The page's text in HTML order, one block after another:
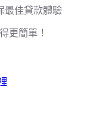
最佳貸款體驗
更簡單！